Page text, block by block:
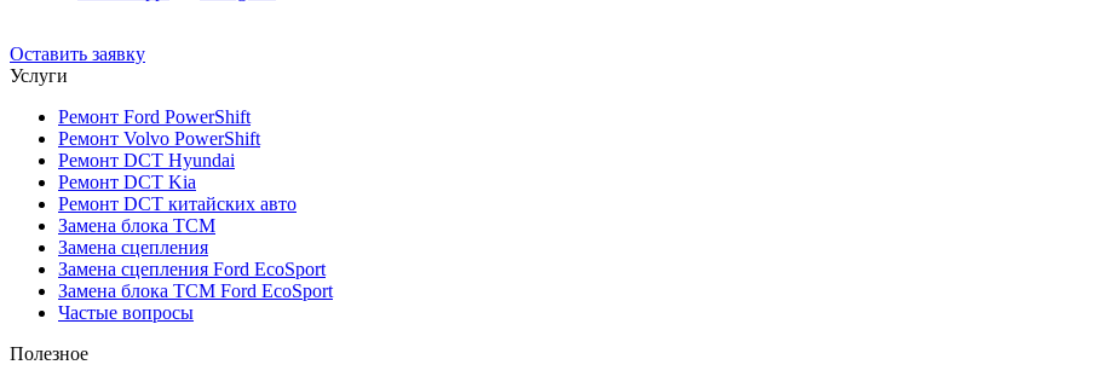
Оставить заявку
Услуги
Ремонт Ford PowerShift
Ремонт Volvo PowerShift
Ремонт DCT Hyundai
Ремонт DCT Kia
Ремонт DCT китайских авто
Замена блока TCM
Замена сцепления
Замена сцепления Ford EcoSport
Замена блока TCM Ford EcoSport
Частые вопросы
Полезное